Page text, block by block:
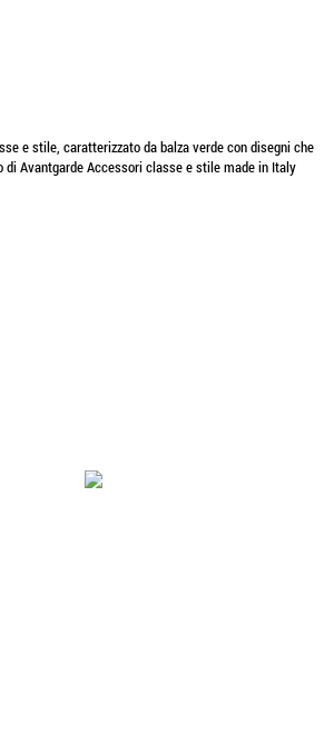
e stile, caratterizzato da balza verde con disegni che
Avantgarde Accessori classe e stile made in Italy